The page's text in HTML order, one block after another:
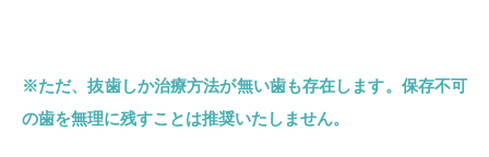
※ただ、抜歯しか治療方法が無い歯も存在します。保存不可
の歯を無理に残すことは推奨いたしません。